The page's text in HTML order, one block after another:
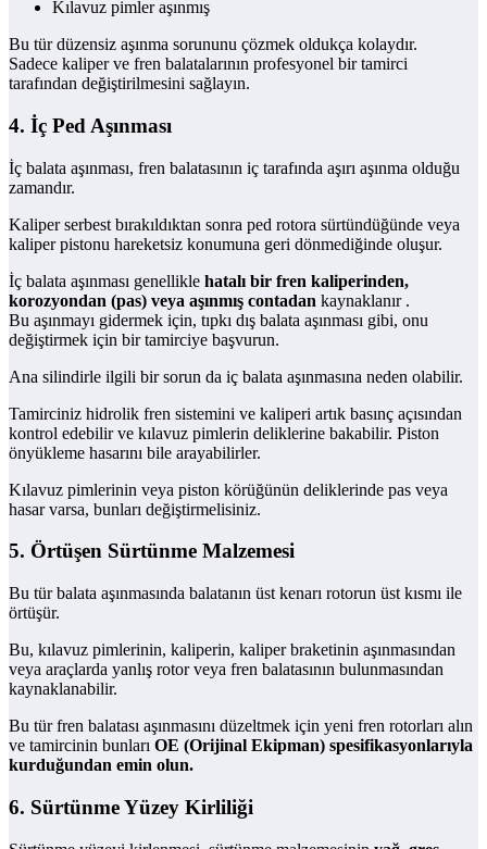
Kılavuz pimler aşınmış
Bu tür düzensiz aşınma sorununu çözmek oldukça kolaydır.
Sadece kaliper ve fren balatalarının profesyonel bir tamirci
tarafından değiştirilmesini sağlayın.
4. İç Ped Aşınması
İç balata aşınması, fren balatasının iç tarafında aşırı aşınma olduğu
zamandır.
Kaliper serbest bırakıldıktan sonra ped rotora sürtündüğünde veya
kaliper pistonu hareketsiz konumuna geri dönmediğinde oluşur.
İç balata aşınması genellikle hatalı bir fren kaliperinden,
korozyondan (pas) veya aşınmış contadan kaynaklanır .
Bu aşınmayı gidermek için, tıpkı dış balata aşınması gibi, onu
değiştirmek için bir tamirciye başvurun.
Ana silindirle ilgili bir sorun da iç balata aşınmasına neden olabilir.
Tamirciniz hidrolik fren sistemini ve kaliperi artık basınç açısından
kontrol edebilir ve kılavuz pimlerin deliklerine bakabilir. Piston
önyükleme hasarını bile arayabilirler.
Kılavuz pimlerinin veya piston körüğünün deliklerinde pas veya
hasar varsa, bunları değiştirmelisiniz.
5. Örtüşen Sürtünme Malzemesi
Bu tür balata aşınmasında balatanın üst kenarı rotorun üst kısmı ile
örtüşür.
Bu, kılavuz pimlerinin, kaliperin, kaliper braketinin aşınmasından
veya araçlarda yanlış rotor veya fren balatasının bulunmasından
kaynaklanabilir.
Bu tür fren balatası aşınmasını düzeltmek için yeni fren rotorları alın
ve tamircinin bunları OE (Orijinal Ekipman) spesifikasyonlarıyla
kurduğundan emin olun.
6. Sürtünme Yüzey Kirliliği